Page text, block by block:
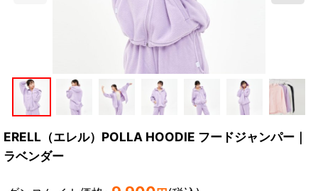
ERELL（エレル）POLLA HOODIE フードジャンパー｜
ラベンダー